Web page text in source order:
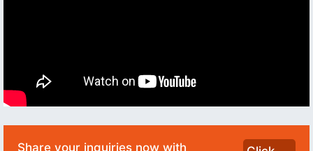
Share your inquiries now with